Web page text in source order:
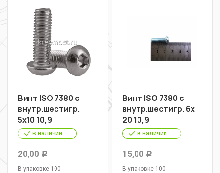
Винт ISO 7380 с
внутр.шестигр.
5х10 10,9
в наличии
20,00 Р
В упаковке 100
Винт ISO 7380 с
внутр.шестигр. 6х
20 10,9
в наличии
15,00 Р
В упаковке 100